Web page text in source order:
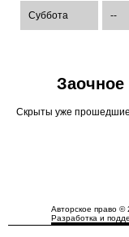
Суббота --
Заочное
Скрыты уже прошедшие
Авторское право ©
Разработка и